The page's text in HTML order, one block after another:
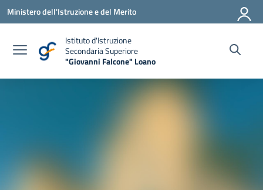
Vai ai contenuti
Vai al menu di navigazione
Vai al footer
Ministero dell'Istruzione e del Merito
Istituto d'Istruzione
Secondaria Superiore
"Giovanni Falcone" Loano